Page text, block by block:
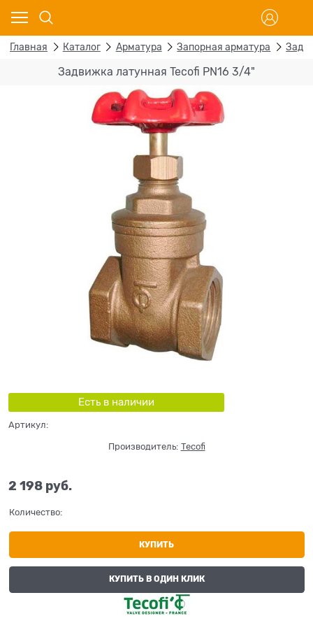
Главная Каталог Арматура Запорная арматура
Задвижка латунная Tecofi PN16 3/4"
Есть в наличии
Артикул:
Производитель: Tecofi
2 198 руб.
Количество:
КУПИТЬ
КУПИТЬ В ОДИН КЛИК